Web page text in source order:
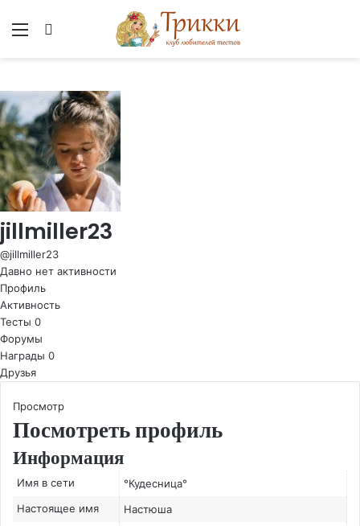
Меню
jillmiller23
@jillmiller23
Давно нет активности
Профиль
Активность
Тесты 0
Форумы
Награды 0
Друзья
Просмотр
Посмотреть профиль
Информация
Имя в сети
°Кудесница°
Настоящее имя
Настюша